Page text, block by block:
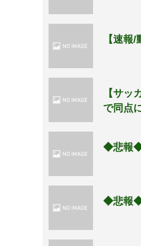
【速報
【サ
で同点
◆悲報◆
◆悲報◆